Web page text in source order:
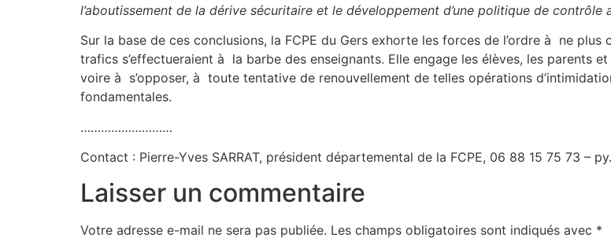
l’aboutissement de la dérive sécuritaire et le développement d’une politique de
Sur la base de ces conclusions, la FCPE du Gers exhorte les forces de l’ordre à ne
trafics s’effectueraient à la barbe des enseignants. Elle engage les élèves, les parents
voire à s’opposer, à toute tentative de renouvellement de telles opérations
fondamentales.
………………………
Contact : Pierre-Yves SARRAT, président départemental de la FCPE, 06 88 15 75 73 –
Laisser un commentaire
Votre adresse e-mail ne sera pas publiée. Les champs obligatoires sont indiqués avec *